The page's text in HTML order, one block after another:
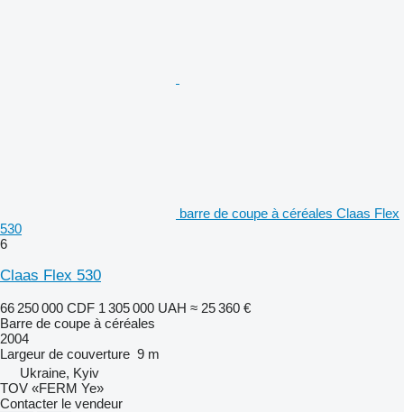
barre de coupe à céréales Claas Flex
530
6
Claas Flex 530
66 250 000 CDF 1 305 000 UAH ≈ 25 360 €
Barre de coupe à céréales
2004
Largeur de couverture 9 m
Ukraine, Kyiv
TOV «FERM Ye»
Contacter le vendeur